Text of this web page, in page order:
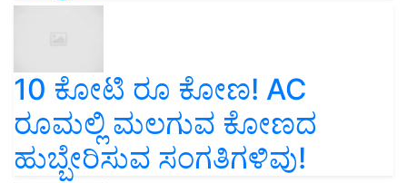
10 ಕೋಟಿ ರೂ ಕೋಣ! AC
ರೂಮಲ್ಲಿ ಮಲಗುವ ಕೋಣದ
ಹುಬ್ಬೇರಿಸುವ ಸಂಗತಿಗಳಿವು!